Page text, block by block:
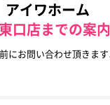
アイワホーム
口店までの案
にお問い合わせ頂きま